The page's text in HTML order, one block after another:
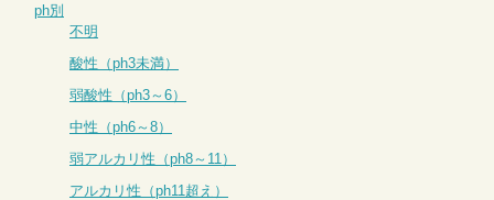
ph別
不明
酸性（ph3未満）
弱酸性（ph3～6）
中性（ph6～8）
弱アルカリ性（ph8～11）
アルカリ性（ph11超え）